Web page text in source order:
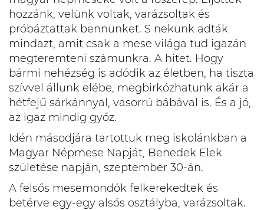
hozzánk, velünk voltak, varázsoltak és
próbáztattak bennünket. S nekünk adták
mindazt, amit csak a mese világa tud igazán
megteremteni számunkra. A hitet. Hogy
bármi nehézség is adódik az életben, ha tiszta
szívvel állunk elébe, megbirkózhatunk akár a
hétfejű sárkánnyal, vasorrú bábával is. És a jó,
az igaz mindig győz.
Idén másodjára tartottuk meg iskolánkban a
Magyar Népmese Napját, Benedek Elek
születése napján, szeptember 30-án.
A felsős mesemondók felkerekedtek és
betérve egy-egy alsós osztályba, varázsoltak.